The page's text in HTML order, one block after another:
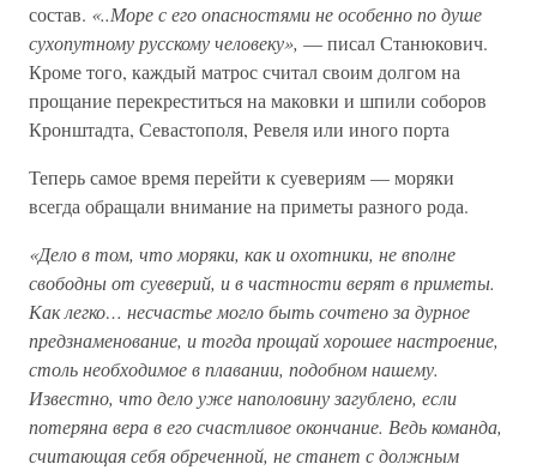
состав. «..Море с его опасностями не особенно по душе
сухопутному русскому человеку», — писал Станюкович.
Кроме того, каждый матрос считал своим долгом на
прощание перекреститься на маковки и шпили соборов
Кронштадта, Севастополя, Ревеля или иного порта
Теперь самое время перейти к суевериям — моряки
всегда обращали внимание на приметы разного рода.
«Дело в том, что моряки, как и охотники, не вполне
свободны от суеверий, и в частности верят в приметы.
Как легко… несчастье могло быть сочтено за дурное
предзнаменование, и тогда прощай хорошее настроение,
столь необходимое в плавании, подобном нашему.
Известно, что дело уже наполовину загублено, если
потеряна вера в его счастливое окончание. Ведь команда,
считающая себя обреченной, не станет с должным